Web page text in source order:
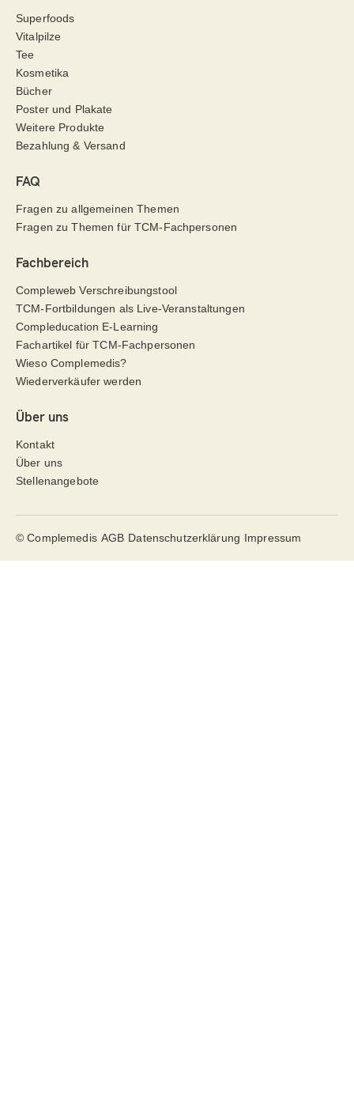
Superfoods
Vitalpilze
Tee
Kosmetika
Bücher
Poster und Plakate
Weitere Produkte
Bezahlung & Versand
FAQ
Fragen zu allgemeinen Themen
Fragen zu Themen für TCM-Fachpersonen
Fachbereich
Compleweb Verschreibungstool
TCM-Fortbildungen als Live-Veranstaltungen
Compleducation E-Learning
Fachartikel für TCM-Fachpersonen
Wieso Complemedis?
Wiederverkäufer werden
Über uns
Kontakt
Über uns
Stellenangebote
© Complemedis AGB Datenschutzerklärung Impressum